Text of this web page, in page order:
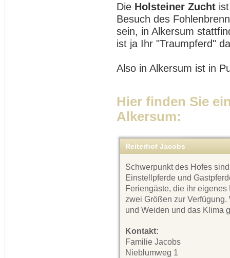
Die Holsteiner Zucht
Besuch des
sein, in Alkersum
ist ja Ihr "Traumpferd"
Also in Alkersum ist in
Hier finden Sie
Alkersum:
Reiterhof Jacobs
Schwerpunkt des Hofes
Einstellpferde und
Feriengäste, die ihr
zwei Größen zur
und Weiden und das Klima
Kontakt:
Familie Jacobs
Nieblumweg 1